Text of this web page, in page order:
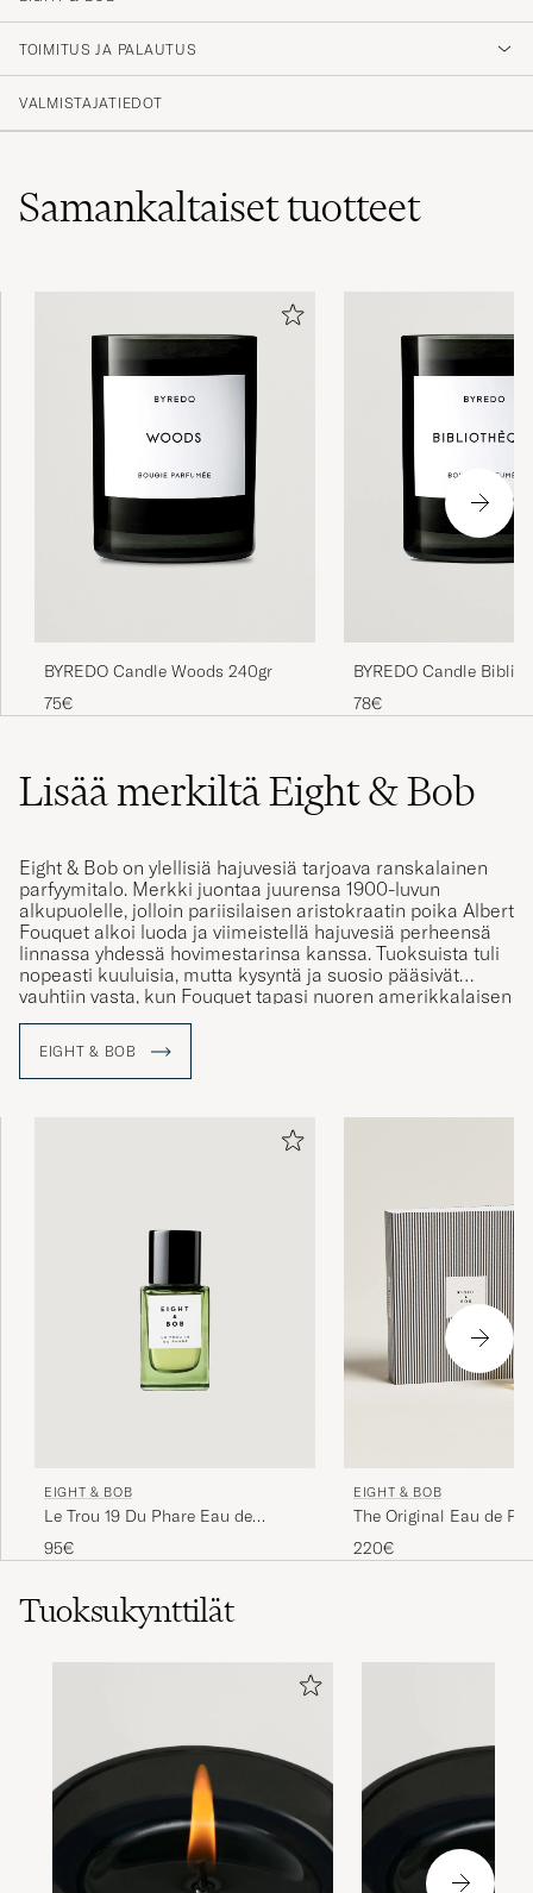
TOIMITUS JA PALAUTUS
VALMISTAJATIEDOT
Samankaltaisettuotteet
BYREDO Candle Woods 240gr
75€
BYREDO Candle
240gr
78€
Lisää merkiltä Eight & Bob
Eight & Bob on ylellisiä hajuvesiä tarjoava ranskalainen
parfyymitalo. Merkki juontaa juurensa 1900-luvun
alkupuolelle, jolloin pariisilaisen aristokraatin poika Albert
Fouquet alkoi luoda ja viimeistellä hajuvesiä perheensä
linnassa yhdessä hovimestarinsa kanssa. Tuoksuista tuli
nopeasti kuuluisia, mutta kysyntä ja suosio pääsivät
vauhtiin vasta, kun Fouquet tapasi nuoren amerikkalaisen
Nimi ”Eight & Bob” tulee merkin ensimmäisestä, JFK:ltä
saamastaan tilauksesta, joka kuului seuraavasti: ”Eight
EIGHT & BOB
EIGHT & BOB
Le Trou 19 Du Phare Eau de
Parfum 30ml
95€
EIGHT & BOB
The Original Eau de
220€
Tuoksukynttilät